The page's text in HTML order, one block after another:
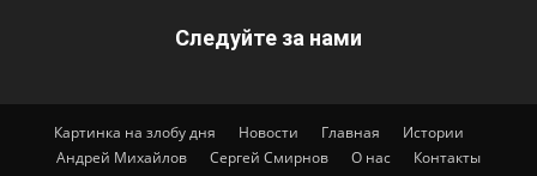
Следуйте за нами
Картинка на злобу дня Новости Главная
Истории
Андрей Михайлов
Сергей Смирнов О нас Контакты